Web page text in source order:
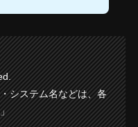
システム名などは、各